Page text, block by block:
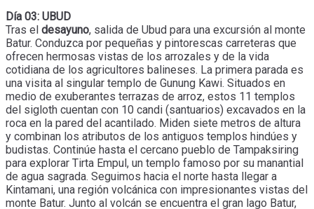
Día 03: UBUD
Tras el desayuno, salida de Ubud para una excursión al monte
Batur. Conduzca por pequeñas y pintorescas carreteras que
ofrecen hermosas vistas de los arrozales y de la vida
cotidiana de los agricultores balineses. La primera parada es
una visita al singular templo de Gunung Kawi. Situados en
medio de exuberantes terrazas de arroz, estos 11 templos
del sigloth cuentan con 10 candi (santuarios) excavados en la
roca en la pared del acantilado. Miden siete metros de altura
y combinan los atributos de los antiguos templos hindúes y
budistas. Continúe hasta el cercano pueblo de Tampaksiring
para explorar Tirta Empul, un templo famoso por su manantial
de agua sagrada. Seguimos hacia el norte hasta llegar a
Kintamani, una región volcánica con impresionantes vistas del
monte Batur. Junto al volcán se encuentra el gran lago Batur,